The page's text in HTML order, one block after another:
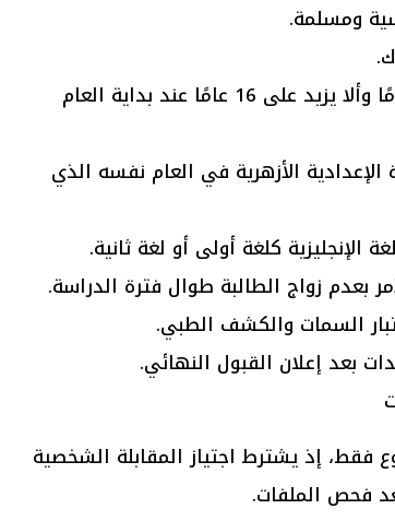
ومسلمة.
ألا يقل عمر الطالبة عن 14 عامًا وألا يزيد على 16 عامًا عند بداية العام
الأزهرية في العام نفسه الذي
الإنجليزية كلغة أولى أو لغة ثانية.
بعدم زواج الطالبة طوال فترة الدراسة.
السمات والكشف الطبي.
بعد إعلان القبول النهائي.
فقط، إذ يشترط اجتياز المقابلة الشخصية
فحص الملفات.